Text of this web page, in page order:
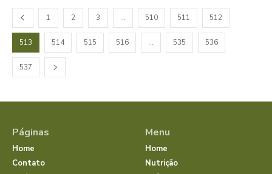
1 2 3 … 510 511 512
513 514 515 516 … 535 536
537
Páginas
Home
Contato
Menu
Home
Nutrição